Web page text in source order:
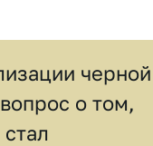
черной
о том,